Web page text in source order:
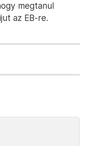
megtanul
az EB-re.